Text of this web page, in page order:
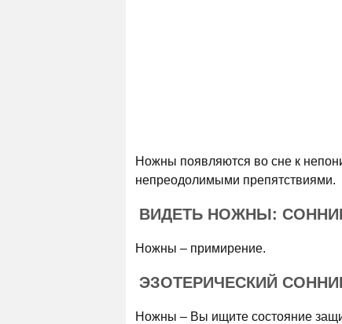
Ножны появляются во сне к
непреодолимыми препятствиями.
ВИДЕТЬ НОЖНЫ:
Ножны – примирение.
ЭЗОТЕРИЧЕСКИЙ
Ножны – Вы ищите состояние